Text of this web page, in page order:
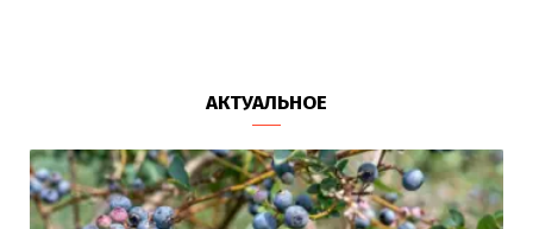
АКТУАЛЬНОЕ